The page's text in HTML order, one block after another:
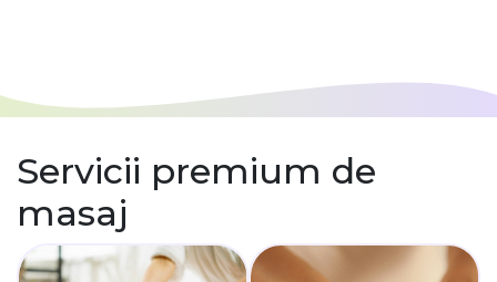
Servicii premium de
masaj